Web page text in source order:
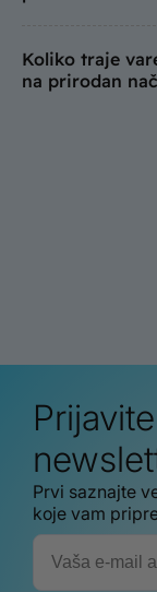
Koliko traje
na prirodan
Prvi saznajte
koje vam
Email